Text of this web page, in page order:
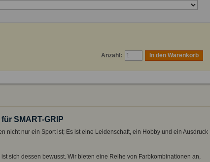
Anzahl:
In den Warenkorb
SMART-GRIP
nicht nur ein Sport ist; Es ist eine Leidenschaft, ein Hobby und ein Ausdruck
sich dessen bewusst. Wir bieten eine Reihe von Farbkombinationen an,